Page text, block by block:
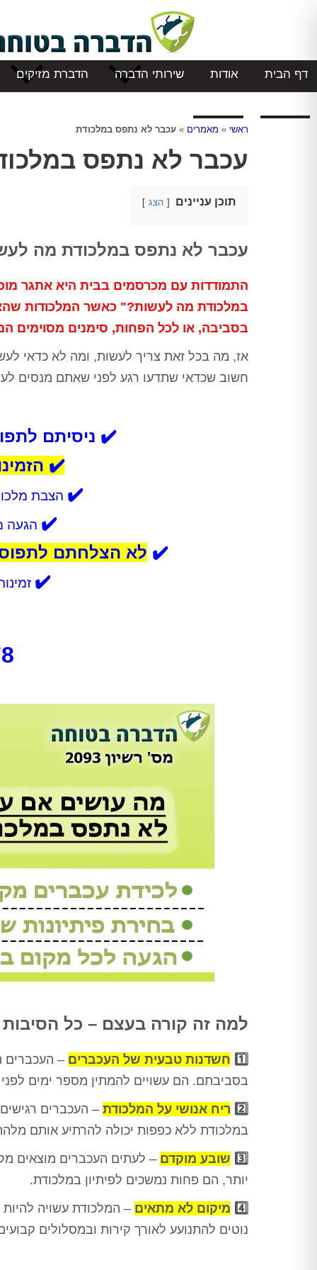
דף הבית אודות שירותי הדברה הדברת מזיקים
ראשי » מאמרים » עכבר לא נתפס במלכודת
עכבר לא נתפס
תוכן עניינים הצג
עכבר לא נתפס במלכודת מה
התמודדות עם מכרסמים בבית היא אתגר
במלכודת מה לעשות?" כאשר המלכודות
בסביבה, או לכל הפחות, סימנים מסוימים
אז, מה בכל זאת צריך לעשות, ומה לא כדאי
חשוב שכדאי שתדעו רגע לפני שאתם מנסים
✔️ ניסיתם
✔️
✔️ הצבת מלכודות
✔️ הגעה
✔️ לא הצלחתם לתפוס
✔️ זמינות 24 שעות ביממה – גם
למה זה קורה בעצם – כל הסיבות
1️⃣ חשדנות טבעית של העכברים – העכברים
בסביבתם. הם עשויים להמתין מספר ימים
2️⃣ ריח אנושי על המלכודת – העכברים
במלכודת ללא כפפות יכולה להרתיע אותם
3️⃣ שובע מוקדם – לעתים העכברים מוצאים
יותר, הם פחות נמשכים לפיתיון במלכודת.
4️⃣ מיקום לא מתאים – המלכודת עשויה
נוטים להתנועע לאורך קירות ובמסלולים
Shir Ankelewitz
אריאל היה מקצועי מאוד מהשיחה
להיכנס לחדר שהיה סגור בגלל שאי
אפשר היה לנשום בו. השירות היה
מדובר ב"עסק מסריח" (סבלנו מריח
הצוות דאג לטפל לנו בבעיה בצורה
הכי טובה שאפשר. אלדד דאג לנקות
אחריו ולהשאיר שובל של ריח שרק
יכולנו לדמיין עליו. תודה רבה על
אחרי לחץ ובהלה פניתי
ואמין!